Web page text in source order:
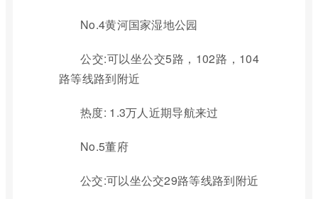
No.4黄河国家湿地公园
公交:可以坐公交5路，102路，104
路等线路到附近
热度: 1.3万人近期导航来过
No.5董府
公交:可以坐公交29路等线路到附近